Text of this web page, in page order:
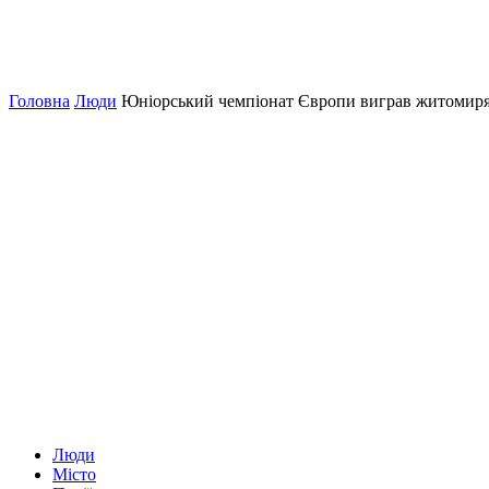
Головна Люди Юніорський чемпіонат Європи виграв
Люди
Місто